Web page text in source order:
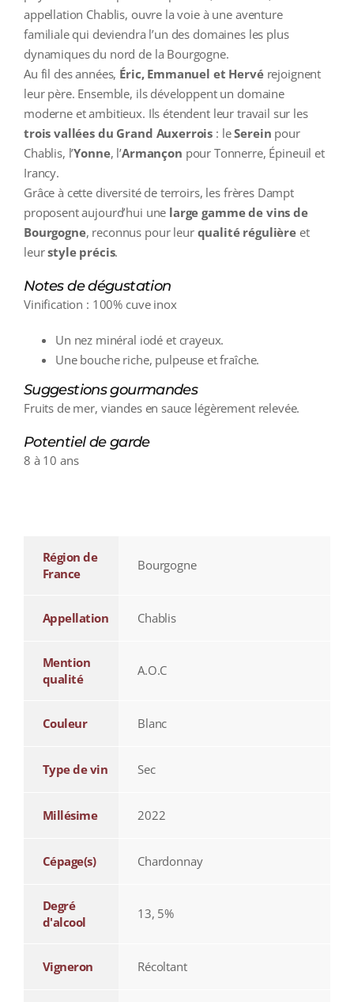
appellation Chablis, ouvre la voie à une aventure
familiale qui deviendra l’un des domaines les plus
dynamiques du nord de la Bourgogne.
Au fil des années, Éric, Emmanuel et Hervérejoignent
leur père. Ensemble, ils développent un domaine
moderne et ambitieux. Ils étendent leur travail sur les
trois vallées du Grand Auxerrois : leSerein pour
Chablis, l’Yonne, l’Armançon pour Tonnerre, Épineuil et
Irancy.
Grâce à cette diversité de terroirs, les frères Dampt
proposent aujourd’hui une large gamme de vins de
Bourgogne, reconnus pour leur qualité régulièreet
leurstyle précis.
Notes de dégustation
Vinification : 100% cuve inox
Un nez minéral iodé et crayeux.
Une bouche riche, pulpeuse et fraîche.
Suggestions gourmandes
Fruits de mer, viandes en sauce légèrement relevée.
Potentiel de garde
8 à 10 ans
Région de
France
Bourgogne
Appellation Chablis
Mention
qualité
A.O.C
Couleur Blanc
Type de vin Sec
Millésime 2022
Cépage(s) Chardonnay
Degré
d'alcool
13, 5%
Vigneron Récoltant